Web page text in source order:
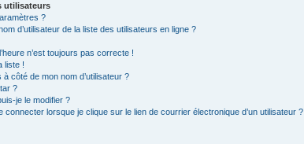
utilisateurs
?
d’utilisateur de la liste des utilisateurs en ligne ?
n’est toujours pas correcte !
liste !
côté de mon nom d’utilisateur ?
?
je le modifier ?
connecter lorsque je clique sur le lien de courrier électronique d’un utilisateur ?